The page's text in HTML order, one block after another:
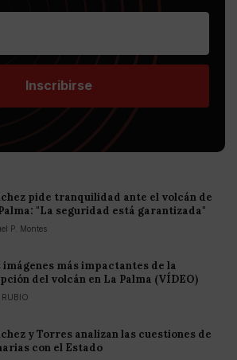
Inscribirse
pide tranquilidad ante el volcán de
"La seguridad está garantizada"
P. Montes
imágenes más impactantes de la
del volcán en La Palma (VÍDEO)
y Torres analizan las cuestiones de
con el Estado